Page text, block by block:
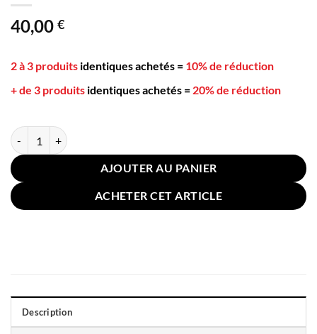
40,00 €
2 à 3 produits identiques achetés = 10% de réduction
+ de 3 produits identiques achetés = 20% de réduction
quantité de Coussin Luxe Canapé 45x45cm Orange Relief
AJOUTER AU PANIER
ACHETER CET ARTICLE
Description